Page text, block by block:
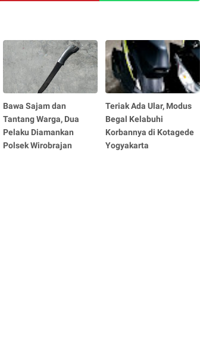
Bawa Sajam dan
Tantang Warga, Dua
Pelaku Diamankan
Polsek Wirobrajan
Teriak Ada Ular, Modus
Begal Kelabuhi
Korbannya di Kotagede
Yogyakarta